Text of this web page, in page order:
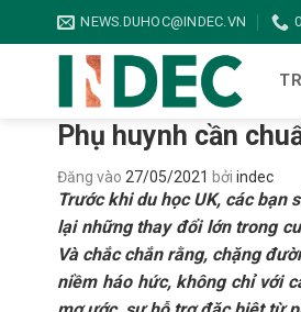
qua
NEWS.DUHOC@INDEC.VN
Phụ huynh cần
Đăng vào 27/05/2021 bởi indec
Trước khi du học UK, các
lại những thay đổi lớn trong
Và chắc chắn rằng, chặng
niềm háo hức, không chỉ với